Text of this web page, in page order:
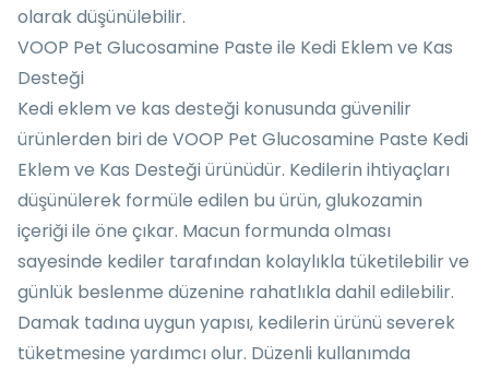
olarak düşünülebilir.
VOOP Pet Glucosamine Paste ile Kedi Eklem ve Kas
Desteği
Kedi eklem ve kas desteği konusunda güvenilir
ürünlerden biri de VOOP Pet Glucosamine Paste Kedi
Eklem ve Kas Desteği ürünüdür. Kedilerin ihtiyaçları
düşünülerek formüle edilen bu ürün, glukozamin
içeriği ile öne çıkar. Macun formunda olması
sayesinde kediler tarafından kolaylıkla tüketilebilir ve
günlük beslenme düzenine rahatlıkla dahil edilebilir.
Damak tadına uygun yapısı, kedilerin ürünü severek
tüketmesine yardımcı olur. Düzenli kullanımda